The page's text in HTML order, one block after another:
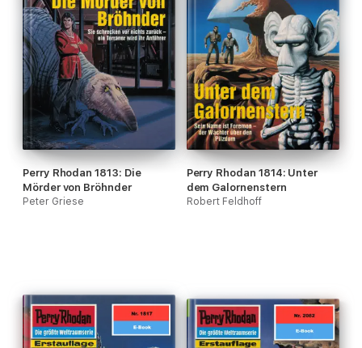
Perry Rhodan 1813: Die
Mörder von Bröhnder
Peter Griese
Perry Rhodan 1814: Unter
dem Galornenstern
Robert Feldhoff